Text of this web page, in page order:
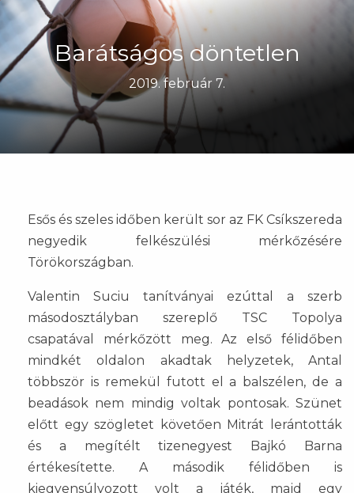
Barátságos döntetlen
2019. február 7.
Esős és szeles időben került sor az FK Csíkszereda
negyedik felkészülési mérkőzésére
Törökországban.
Valentin Suciu tanítványai ezúttal a szerb
másodosztályban szereplő TSC Topolya
csapatával mérkőzött meg. Az első félidőben
mindkét oldalon akadtak helyzetek, Antal
többször is remekül futott el a balszélen, de a
beadások nem mindig voltak pontosak. Szünet
előtt egy szögletet követően Mitrát lerántották
és a megítélt tizenegyest Bajkó Barna
értékesítette. A második félidőben is
kiegyensúlyozott volt a játék, majd egy